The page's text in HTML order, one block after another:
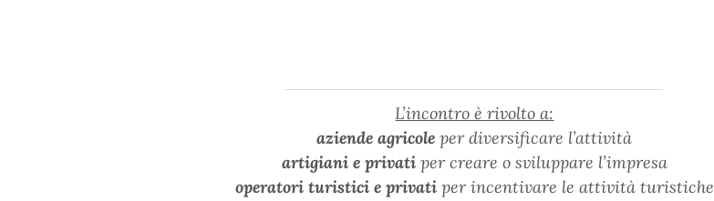
L’incontro è rivolto a:
aziende agricole per diversificare l’attività
artigiani e privatiper creare o sviluppare l’impresa
operatori turistici e privatiper incentivare le attività turistiche